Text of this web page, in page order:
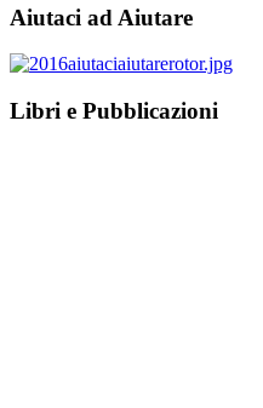
Aiutaci ad Aiutare
Libri e Pubblicazioni